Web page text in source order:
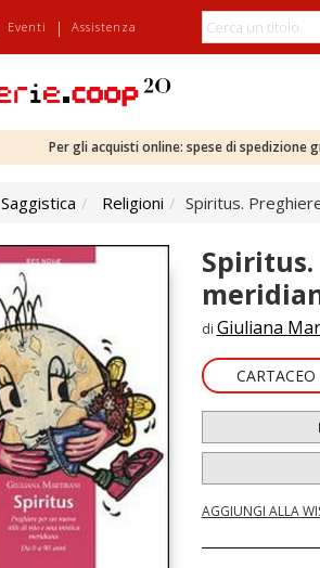
Eventi | Assistenza
Per gli acquisti online: spese di spedizione
Saggistica Religioni Spiritus.
di Giuliana
CARTACEO
AGGIUNGI ALLA